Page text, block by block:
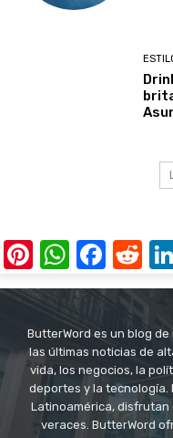
Pinterest
ButterWord es un blog
las últimas noticias de
vida, los negocios, la
deportes y la
Latinoamérica,
veraces. ButterWord